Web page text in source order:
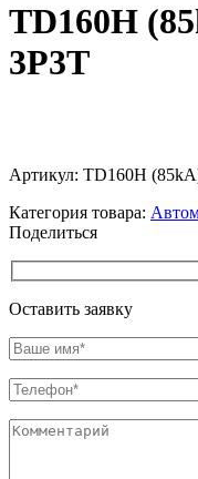
TD160H
3P3T
Артикул: TD160H
Категория товара:
Поделиться
Оставить заявку